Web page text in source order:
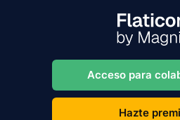
Acceso para
Hazte